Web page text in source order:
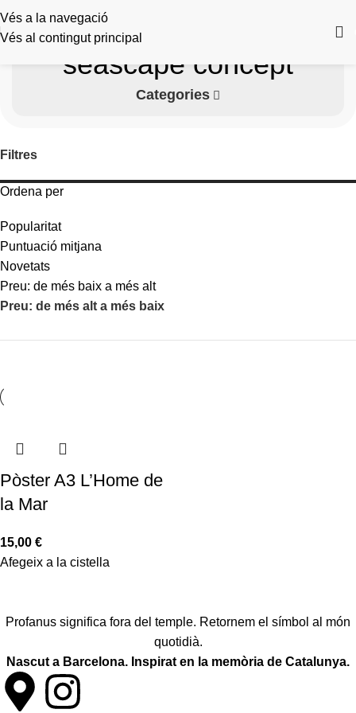
Vés a la navegació
Vés al contingut principal
seascape concept
Categories
Filtres
Ordena per
Popularitat
Puntuació mitjana
Novetats
Preu: de més baix a més alt
Preu: de més alt a més baix
Pòster A3 L’Home de
la Mar
15,00 €
Afegeix a la cistella
Profanus significa fora del temple. Retornem el símbol al món
quotidià.
Nascut a Barcelona. Inspirat en la memòria de Catalunya.